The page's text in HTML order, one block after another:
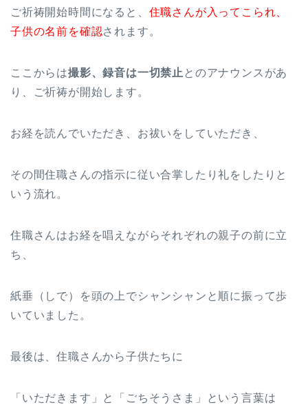
ご祈祷開始時間になると、 住職さんが入ってこられ、
子供の名前を確認されます。
ここからは撮影、録音は一切禁止 とのアナウンスがあ
り、ご祈祷が開始します。
お経を読んでいただき、お祓いをしていただき、
その間住職さんの指示に従い合掌したり礼をしたりと
いう流れ。
住職さんはお経を唱えながらそれぞれの親子の前に立
ち、
紙垂（しで）を頭の上でシャンシャンと順に振って歩
いていました。
最後は、住職さんから子供たちに
「いただきます」と「ごちそうさま」という言葉は